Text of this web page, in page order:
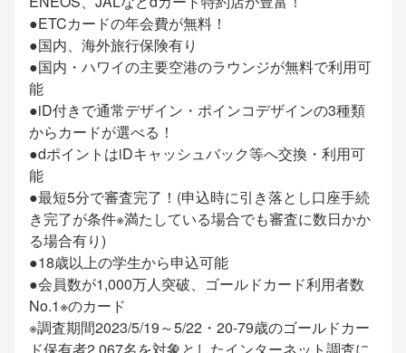
●ETCカードの年会費が無料！
●国内、海外旅行保険有り
●国内・ハワイの主要空港のラウンジが無料で利用可
能
●iD付きで通常デザイン・ポインコデザインの3種類
からカードが選べる！
●dポイントはiDキャッシュバック等へ交換・利用可
能
●最短5分で審査完了！(申込時に引き落とし口座手続
き完了が条件※満たしている場合でも審査に数日かか
る場合有り)
●18歳以上の学生から申込可能
●会員数が1,000万人突破、ゴールドカード利用者数
No.1※のカード
※調査期間2023/5/19～5/22・20-79歳のゴールドカー